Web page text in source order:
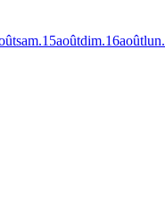
sam.15aoûtdim.16aoûtlun.